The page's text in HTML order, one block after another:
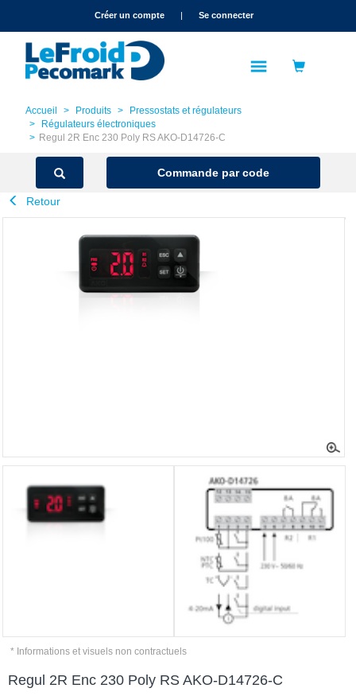
text.skipToNavigationCréer un compte | Se connecter
Accueil Produits
Pressostats et régulateurs
Régulateurs électroniques
Regul 2R Enc 230 Poly RS AKO-D14726-C
Commande par code
Retour
* Informations et visuels non contractuels
Regul 2R Enc 230 Poly RS AKO-D14726-C